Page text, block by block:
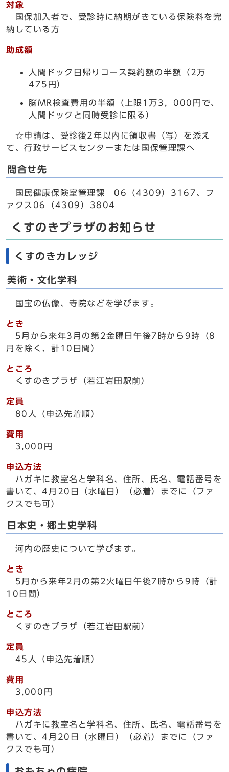
対象
国保加入者で、受診時に納期がきている保険料を完
納している方
助成額
人間ドック日帰りコース契約額の半額（2万
475円）
脳MR検査費用の半額（上限1万3，000円で、
人間ドックと同時受診に限る）
☆申請は、受診後2年以内に領収書（写）を添え
て、行政サービスセンターまたは国保管理課へ
問合せ先
国民健康保険室管理課 06（4309）3167、フ
ァクス06（4309）3804
くすのきプラザのお知らせ
くすのきカレッジ
美術・文化学科
国宝の仏像、寺院などを学びます。
とき
5月から来年3月の第2金曜日午後7時から9時（8
月を除く、計10日間）
ところ
くすのきプラザ（若江岩田駅前）
定員
80人（申込先着順）
費用
3,000円
申込方法
ハガキに教室名と学科名、住所、氏名、電話番号を
書いて、4月20日（水曜日）（必着）までに（ファ
クスでも可）
日本史・郷土史学科
河内の歴史について学びます。
とき
5月から来年2月の第2火曜日午後7時から9時（計
10日間）
ところ
くすのきプラザ（若江岩田駅前）
定員
45人（申込先着順）
費用
3,000円
申込方法
ハガキに教室名と学科名、住所、氏名、電話番号を
書いて、4月20日（水曜日）（必着）までに（ファ
クスでも可）